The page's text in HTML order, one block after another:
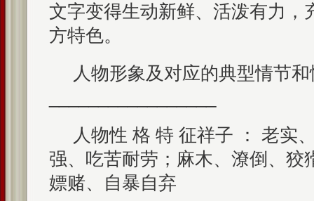
文字变得生动新鲜、活泼有力，
方特色。
人物形象及对应的典型情节
人物性 格 特 征祥子 ： 老实
强、吃苦耐劳；麻木、潦倒、狡
嫖赌、自暴自弃